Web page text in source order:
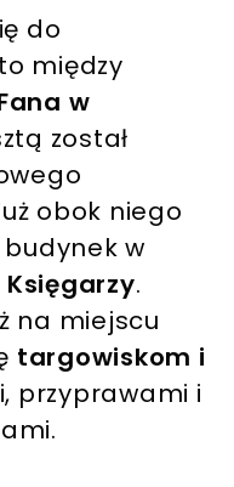
do
między
w
został
obok niego
w
.
na miejscu
targowiskom i
przyprawami i